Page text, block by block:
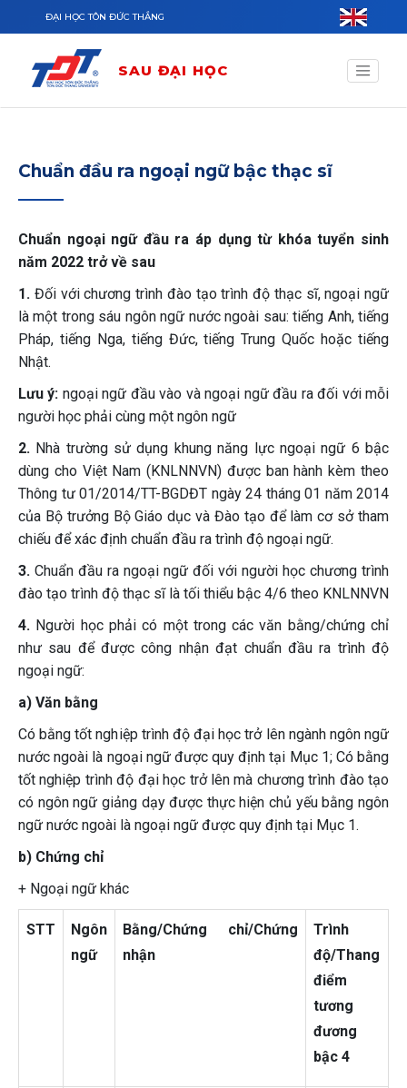
Nhảy đến nội dung
ĐẠI HỌC TÔN ĐỨC THẮNG
SAU ĐẠI HỌC
Chuẩn đầu ra ngoại ngữ bậc thạc sĩ
Chuẩn ngoại ngữ đầu ra áp dụng từ khóa tuyển sinh
năm 2022 trở về sau
1. Đối với chương trình đào tạo trình độ thạc sĩ, ngoại ngữ
là một trong sáu ngôn ngữ nước ngoài sau: tiếng Anh, tiếng
Pháp, tiếng Nga, tiếng Đức, tiếng Trung Quốc hoặc tiếng
Nhật.
Lưu ý: ngoại ngữ đầu vào và ngoại ngữ đầu ra đối với mỗi
người học phải cùng một ngôn ngữ
2. Nhà trường sử dụng khung năng lực ngoại ngữ 6 bậc
dùng cho Việt Nam (KNLNNVN) được ban hành kèm theo
Thông tư 01/2014/TT-BGDĐT ngày 24 tháng 01 năm 2014
của Bộ trưởng Bộ Giáo dục và Đào tạo để làm cơ sở tham
chiếu để xác định chuẩn đầu ra trình độ ngoại ngữ.
3. Chuẩn đầu ra ngoại ngữ đối với người học chương trình
đào tạo trình độ thạc sĩ là tối thiểu bậc 4/6 theo KNLNNVN
4. Người học phải có một trong các văn bằng/chứng chỉ
như sau để được công nhận đạt chuẩn đầu ra trình độ
ngoại ngữ:
a) Văn bằng
Có bằng tốt nghiệp trình độ đại học trở lên ngành ngôn ngữ
nước ngoài là ngoại ngữ được quy định tại Mục 1; Có bằng
tốt nghiệp trình độ đại học trở lên mà chương trình đào tạo
có ngôn ngữ giảng dạy được thực hiện chủ yếu bằng ngôn
ngữ nước ngoài là ngoại ngữ được quy định tại Mục 1.
b) Chứng chỉ
+ Ngoại ngữ khác
STT
Ngôn
ngữ
Bằng/Chứng chỉ/Chứng
nhận
Trình
độ/Thang
điểm
tương
đương
bậc 4